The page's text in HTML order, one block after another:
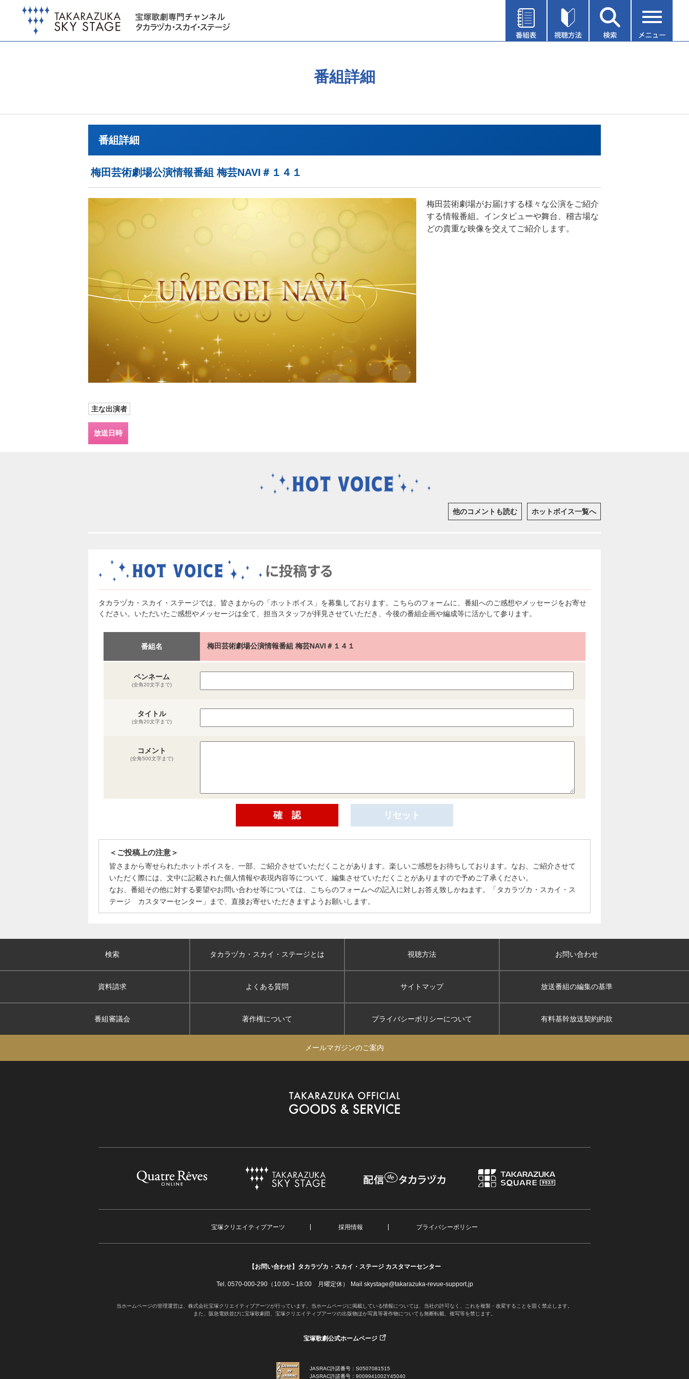
番組詳細
番組詳細
梅田芸術劇場公演情報番組 梅芸NAVI＃１４１
梅田芸術劇場がお届けする様々な公演をご紹介
する情報番組。インタビューや舞台、稽古場な
どの貴重な映像を交えてご紹介します。
主な出演者
放送日時
他のコメントも読む ホットボイス一覧へ
タカラヅカ・スカイ・ステージでは、皆さまからの「ホットボイス」を募集しております。こちらのフォームに、番組へのご感想やメッセージをお寄せ
ください。いただいたご感想やメッセージは全て、担当スタッフが拝見させていただき、今後の番組企画や編成等に活かして参ります。
番組名 梅田芸術劇場公演情報番組 梅芸NAVI＃１４１
ペンネーム
(全角20文字まで)
タイトル
(全角20文字まで)
コメント
(全角500文字まで)
＜ご投稿上の注意＞
皆さまから寄せられたホットボイスを、一部、ご紹介させていただくことがあります。楽しいご感想をお待ちしております。なお、ご紹介させて
いただく際には、文中に記載された個人情報や表現内容等について、編集させていただくことがありますので予めご了承ください。
なお、番組その他に対する要望やお問い合わせ等については、こちらのフォームへの記入に対しお答え致しかねます。「タカラヅカ・スカイ・ス
テージ カスタマーセンター」まで、直接お寄せいただきますようお願いします。
検索 タカラヅカ・スカイ ・ステージとは 視聴方法 お問い合わせ
資料請求 よくある質問 サイトマップ 放送番組の編集の基準
番組審議会 著作権について プライバシーポリシーについて 有料基幹放送契約約款
メールマガジンのご案内
宝塚クリエイティブアーツ 採用情報 プライバシーポリシー
【お問い合わせ】 タカラヅカ・スカイ・ステージ カスタマーセンター
Tel. 0570-000-290（10:00～18:00 月曜定休） Mail skystage@takarazuka-revue-support.jp
当ホームページの管理運営は、株式会社宝塚クリエイティブアーツが行っています。当ホームページに掲載している情報については、当社の許可なく、これを複製・改変することを固く禁止します。
また、阪急電鉄並びに宝塚歌劇団、宝塚クリエイティブアーツの出版物ほか写真等著作物についても無断転載、複写等を禁じます。
宝塚歌劇公式ホームページ
JASRAC許諾番号：S0507081515
JASRAC許諾番号：9009941002Y45040